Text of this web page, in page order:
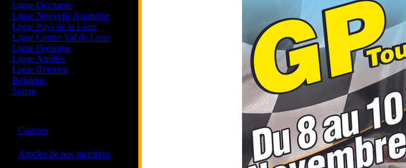
Ligue Occitanie
Ligue Nouvelle Aquitaine
Ligue Pays de la Loire
Ligue Centre Val de Loire
Ligue Bretagne
Ligue Antilles
Ligue Réunion
Belgique
Suisse
Courses
Articles de nos membres